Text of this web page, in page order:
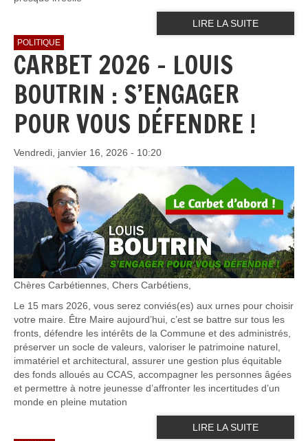
LIRE LA SUITE
POLITIQUE
CARBET 2026 - LOUIS
BOUTRIN : S’ENGAGER
POUR VOUS DÉFENDRE !
Vendredi, janvier 16, 2026 - 10:20
Chères Carbétiennes, Chers Carbétiens,
Le 15 mars 2026, vous serez conviés(es) aux urnes pour choisir
votre maire. Être Maire aujourd’hui, c’est se battre sur tous les
fronts, défendre les intérêts de la Commune et des administrés,
préserver un socle de valeurs, valoriser le patrimoine naturel,
immatériel et architectural, assurer une gestion plus équitable
des fonds alloués au CCAS, accompagner les personnes âgées
et permettre à notre jeunesse d’affronter les incertitudes d’un
monde en pleine mutation
LIRE LA SUITE